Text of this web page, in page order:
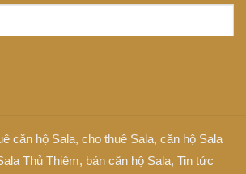
căn hộ Sala, cho thuê Sala, căn hộ Sala
Thủ Thiêm, bán căn hộ Sala, Tin tức